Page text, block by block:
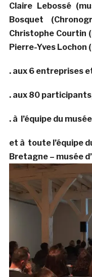
Claire Lebossé
Bosquet
Christophe Courtin
Pierre-Yves Lochon
. aux 6 entreprises
. aux 80
. à l’équipe du
et à toute l’équipe
Bretagne – musée